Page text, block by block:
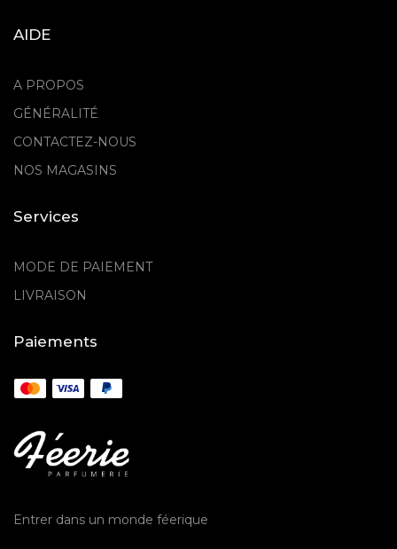
AIDE
A PROPOS
GÉNÉRALITÉ
CONTACTEZ-NOUS
NOS MAGASINS
Services
MODE DE PAIEMENT
LIVRAISON
Paiements
Entrer dans un monde féerique